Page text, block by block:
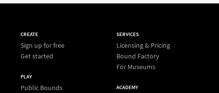
CREATE
Sign up for free
Get started
PLAY
Public Bounds
SERVICES
Licensing & Pricing
Bound Factory
For Museums
ACADEMY